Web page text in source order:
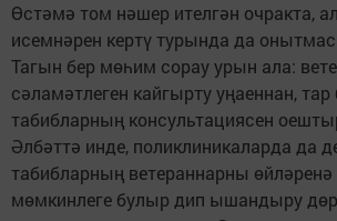
Өстәмә том нәшер ителгән очракта,
исемнәрен кертү турында да
Тагын бер мөһим сорау урын ала:
сәламәтлеген кайгырту уңаеннан, тар
табибларның консультациясен
Әлбәттә инде, поликлиникаларда да
табибларның ветераннарны
мөмкинлеге булыр дип ышандыру